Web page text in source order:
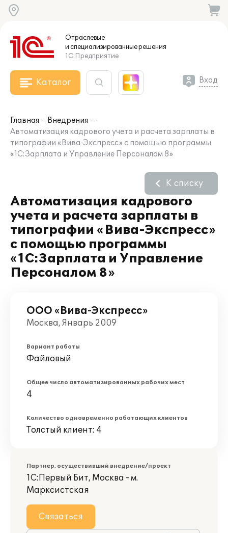
Отраслевые
и специализированныерешения
1С:Предприятие
Каталог Вход
Главная
Внедрения
Автоматизация кадрового учета и расчета зарплаты в
типографии «Вива-Экспресс» с помощью программы
«1С:Зарплата и Управление Персоналом 8»
Автоматизация кадрового
учета и расчета зарплаты в
типографии «Вива-Экспресс»
с помощью программы
«1С:Зарплата и Управление
Персоналом 8»
К списку
ООО «Вива-Экспресс»
Москва, Январь 2009
Вариант работы
Файловый
Общее число автоматизированных рабочих мест
4
Количество одновременно работающих клиентов
Толстый клиент: 4
Партнер, осуществивший внедрение/проект
1С:Первый Бит, Москва - м.
Марксистская
Связаться